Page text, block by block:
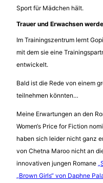
Sport für Mädchen hält.
Trauer und Erwachsen
Im Trainingszentrum lernt
mit dem sie eine
entwickelt.
Bald ist die Rede von einem
teilnehmen könnten…
Meine Erwartungen an den
Women‘s Price for Fiction
haben sich leider nicht ganz
von Chetna Maroo nicht an
innovativen jungen Romane
„Brown Girls“ von Daphne